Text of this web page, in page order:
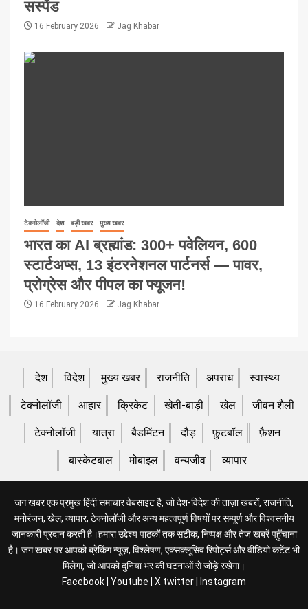
सस्पेंड
16 February 2026 Jag Khabar
टेक्नोलॉजी देश बड़ी खबर मुख्य खबर
भारत का AI ब्रह्मांड: 300+ पवेलियन, 600
स्टार्टअप्स, 13 इंटरनेशनल पार्टनर्स — पावर,
प्रोग्रेस और पीपल का फ्यूजन!
16 February 2026 Jag Khabar
देश विदेश मुख्य खबर राजनीति अपराध स्वास्थ्य
टेक्नोलॉजी आहार क्रिकेट खेती-बाड़ी खेल जीवन शैली
टेक्नोलॉजी यात्रा बैडमिंटन दौड़ फ़ुटबॉल फ़ैशन
बास्केटबाल मोबाइल वन्यजीव व्यापार
जग खबर एक प्रमुख हिंदी समाचार वेबसाइट है, जो देश-विदेश की ताज़ा खबरों, राजनीति,
मनोरंजन, खेल, व्यापार, टेक्नोलॉजी और अन्य महत्वपूर्ण विषयों पर सम्पूर्ण और विश्वसनीय
जानकारी प्रदान करती है।हमारा उद्देश्य पाठकों तक सटीक, निष्पक्ष और तेज़ खबरें पहुँचाना
है। जग खबर पर आपको ब्रेकिंग न्यूज़, विश्लेषण, एक्सक्लूसिव रिपोर्ट्स और वीडियो कंटेंट भी
मिलेगा, जो आपको दुनिया भर की घटनाओं से जोड़े रखेगा।
Facebook Youtube X twitter Instagram